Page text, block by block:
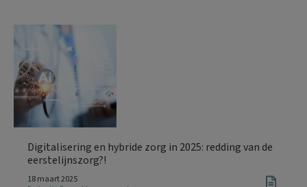
Digitalisering en hybride zorg in 2025: redding van de
eerstelijnszorg?!
18 maart 2025